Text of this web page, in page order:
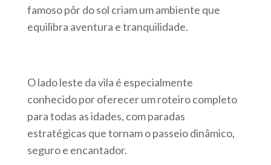
famoso pôr do sol criam um ambiente que
equilibra aventura e tranquilidade.
O lado leste da vila é especialmente
conhecido por oferecer um roteiro completo
para todas as idades, com paradas
estratégicas que tornam o passeio dinâmico,
seguro e encantador.